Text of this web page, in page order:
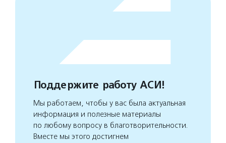
Поддержите работу АСИ!
Мы работаем, чтобы у вас была актуальная
информация и полезные материалы
по любому вопросу в благотворительности.
Вместе мы этого достигнем